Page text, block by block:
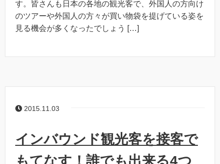
す。皆さんも日本の各地の観光客で、外国人の方向け
のツアーや外国人の方々が買い物袋を提げている姿を
見る機会が多くなったでしょう […]
2015.11.03
インバウンド観光客を接客で
もてなす！誰でも出来る4つ